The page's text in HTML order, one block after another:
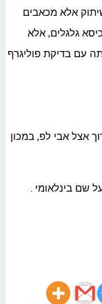
אלא מכאבים
גלגלים, אלא
עם בדיקת פוליגרף
אצל אבי לפ, במכון
שם בינלאומי .